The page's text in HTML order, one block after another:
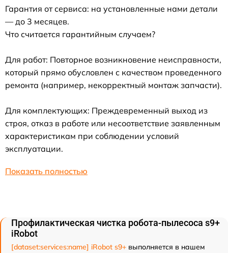
Гарантия от сервиса: на установленные нами детали
— до 3 месяцев.
Что считается гарантийным случаем?
Для работ: Повторное возникновение неисправности,
который прямо обусловлен с качеством проведенного
ремонта (например, некорректный монтаж запчасти).
Для комплектующих: Преждевременный выход из
строя, отказ в работе или несоответствие заявленным
характеристикам при соблюдении условий
эксплуатации.
Показать полностью
Профилактическая чистка робота-пылесоса s9+
iRobot
[dataset:services:name] iRobot s9+ выполняется в нашем